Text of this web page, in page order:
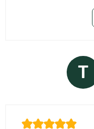
T